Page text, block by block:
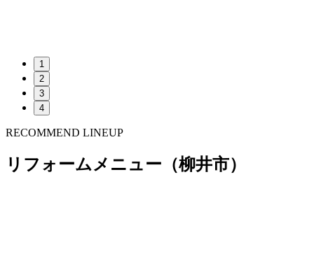
1
2
3
4
RECOMMEND LINEUP
リフォームメニュー（柳井市）